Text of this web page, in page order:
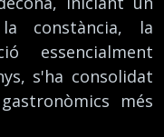
constància, la
essencialment
s'ha consolidat
més